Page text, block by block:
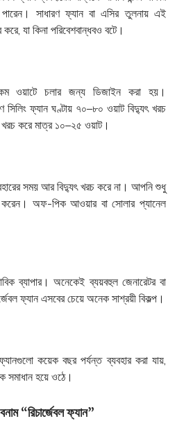
পারেন। সাধারণ ফ্যান বা এসির তুলনায় এই
যা কিনা পরিবেশবান্ধবও বটে।
কম ওয়াটে চলার জন্য ডিজাইন করা হয়।
সিলিং ফ্যান ঘণ্টায় ৭০–৮০ ওয়াট বিদ্যুৎ খরচ
খরচ করে মাত্র ১০–২৫ ওয়াট।
সময় আর বিদ্যুৎ খরচ করে না। আপনি শুধু
করেন। অফ-পিক আওয়ার বা সোলার প্যানেল
ব্যাপার। অনেকেই ব্যয়বহুল জেনারেটর বা
ফ্যান এসবের চেয়ে অনেক সাশ্রয়ী বিকল্প।
কয়েক বছর পর্যন্ত ব্যবহার করা যায়,
সমাধান হয়ে ওঠে।
“রিচার্জেবল ফ্যান”